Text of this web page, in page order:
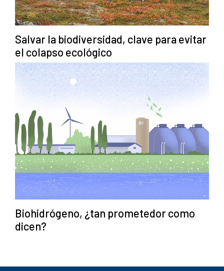
Salvar la biodiversidad, clave para evitar
el colapso ecológico
Biohidrógeno, ¿tan prometedor como
dicen?